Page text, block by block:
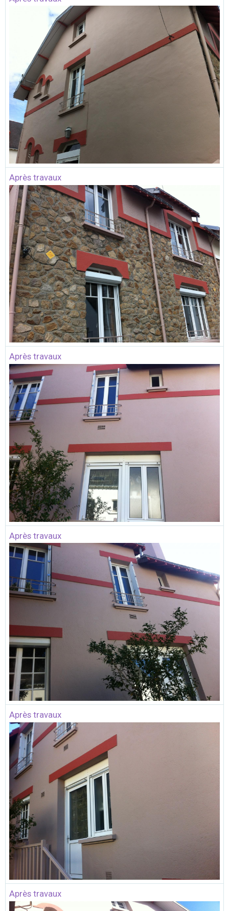
Après travaux
Après travaux
Après travaux
Après travaux
Après travaux